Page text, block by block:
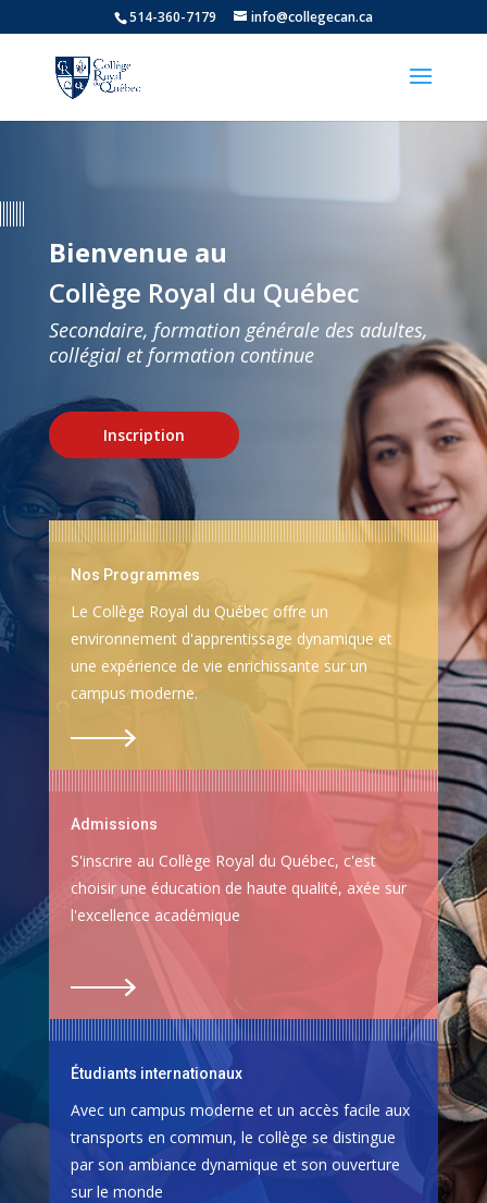
514-360-7179 info@collegecan.ca
Bienvenue au
Collège Royal du Québec
Secondaire, formation générale des adultes,
collégial et formation continue
Inscription
Nos Programmes
Le Collège Royal du Québec offre un
environnement d'apprentissage dynamique et
une expérience de vie enrichissante sur un
campus moderne.
Admissions
S'inscrire au Collège Royal du Québec, c'est
choisir une éducation de haute qualité, axée sur
l'excellence académique
Étudiants internationaux
Avec un campus moderne et un accès facile aux
transports en commun, le collège se distingue
par son ambiance dynamique et son ouverture
sur le monde